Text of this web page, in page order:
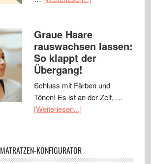
Graue Haare
rauswachsen lassen:
So klappt der
Übergang!
Schluss mit Färben und
Tönen! Es ist an der Zeit, …
[Weiterlesen...]
MATRATZEN-KONFIGURATOR